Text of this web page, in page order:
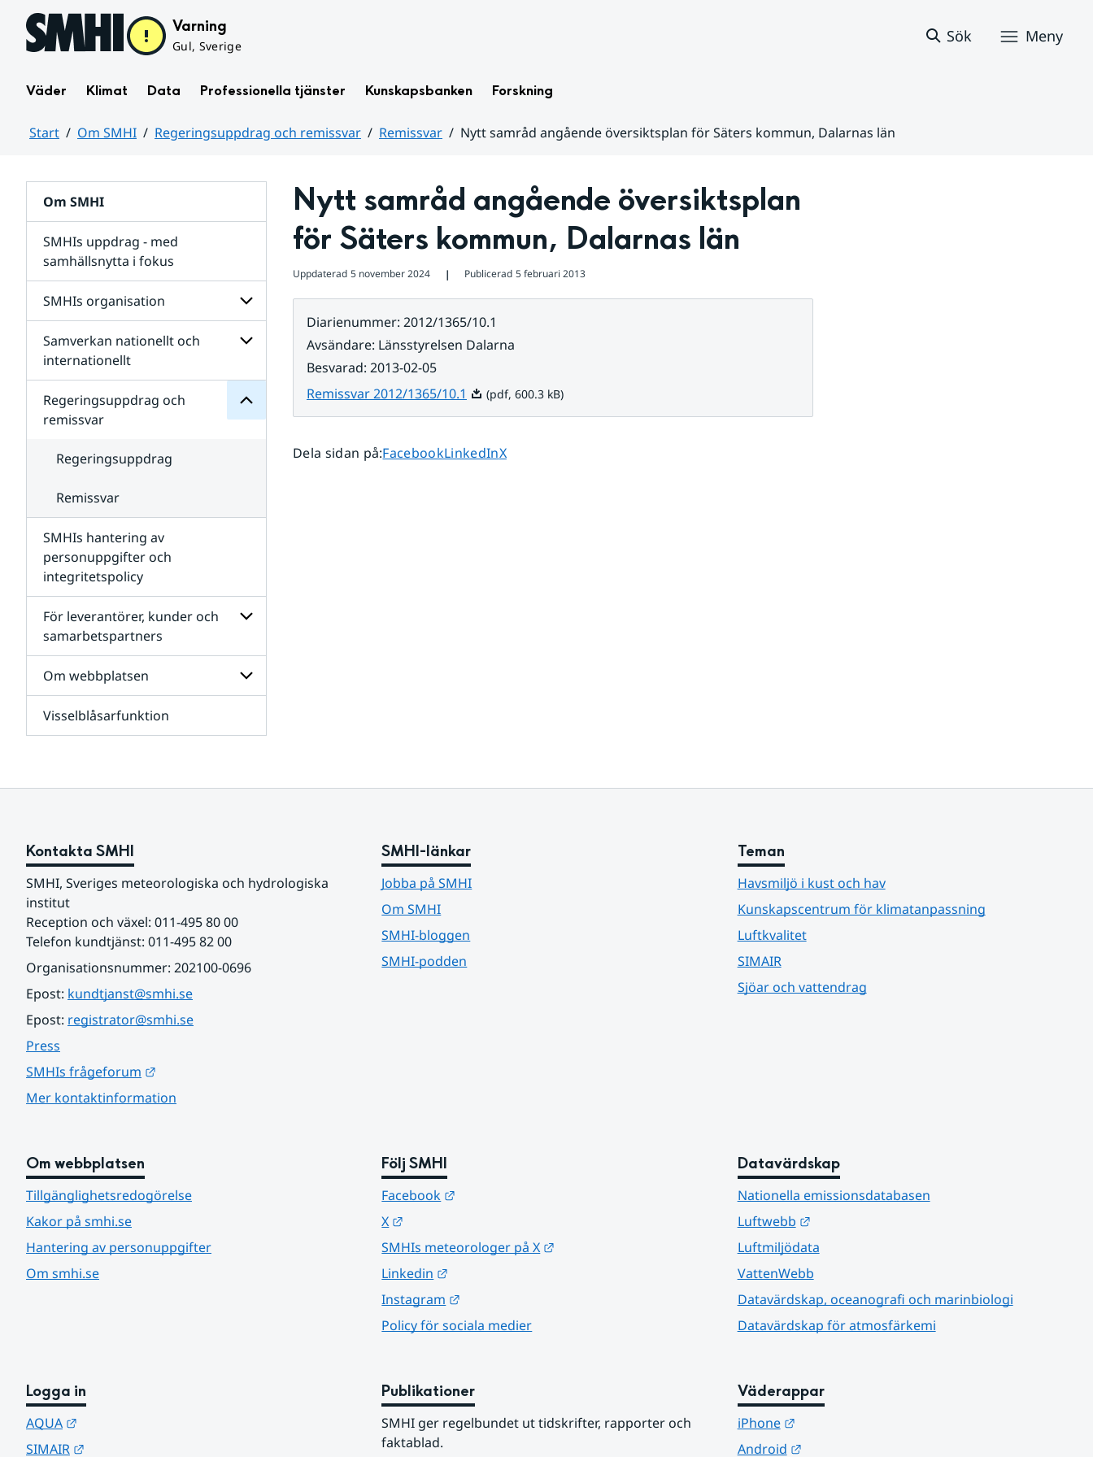
Hoppa till sidans innehåll Varning
Gul, Sverige
Sök Meny
Väder Klimat Data Professionella tjänster Kunskapsbanken Forskning
Start Om SMHI Regeringsuppdrag och remissvar Remissvar
Nytt samråd angående översiktsplan för Säters kommun, Dalarnas län
Om SMHI
SMHIs uppdrag - med
samhällsnytta i fokus
SMHIs organisation
Undersidor
organisation
Samverkan nationellt och
internationellt
Undersidor
för
Samverkan
internationellt
Regeringsuppdrag och
remissvar
för
Regeringsuppdrag
remissvar
Regeringsuppdrag
Remissvar
SMHIs hantering av
personuppgifter och
integritetspolicy
För leverantörer, kunder och
samarbetspartners
Undersidor
för
och
Om webbplatsen
för
Visselblåsarfunktion
Nytt samråd angående översiktsplan
för Säters kommun, Dalarnas län
Uppdaterad 5 november 2024 ❘ Publicerad 5 februari 2013
Diarienummer: 2012/1365/10.1
Avsändare: Länsstyrelsen Dalarna
Besvarad: 2013-02-05
Remissvar 2012/1365/10.1 Pdf, 600.3 kB.
(pdf, 600.3 kB)
Dela sidan på:Dela sidan på
FacebookDela sidan på
LinkedInDela sidan på
X
Kontakta SMHI
SMHI, Sveriges meteorologiska och hydrologiska
institut
Reception och växel: 011-495 80 00
Telefon kundtjänst: 011-495 82 00
Organisationsnummer: 202100-0696
Epost: kundtjanst@smhi.se
Epost: registrator@smhi.se
Press
SMHIs frågeforum
Mer kontaktinformation
SMHI-länkar
Jobba på SMHI
Om SMHI
SMHI-bloggen
SMHI-podden
Teman
Havsmiljö i kust och hav
Kunskapscentrum för klimatanpassning
Luftkvalitet
SIMAIR
Sjöar och vattendrag
Om webbplatsen
Tillgänglighetsredogörelse
Kakor på smhi.se
Hantering av personuppgifter
Om smhi.se
Följ SMHI
Facebook
X
SMHIs meteorologer på X
Linkedin
Instagram
Policy för sociala medier
Datavärdskap
Nationella emissionsdatabasen
Luftwebb
Länk till annan webbplats.
Luftmiljödata
VattenWebb
Datavärdskap, oceanografi och marinbiologi
Datavärdskap för atmosfärkemi
Logga in
AQUA
SIMAIR
Publikationer
SMHI ger regelbundet ut tidskrifter, rapporter och
faktablad.
Väderappar
iPhone
Länk till annan webbplats.
Android
Länk till annan webbplats.